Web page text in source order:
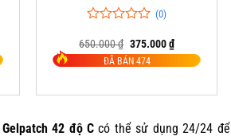
trên
5
đánh
(0)
650.000₫ Giá
gốc
là:
375.000₫Giá
hiện
tại
ĐÃ BÁN 474
Gelpatch 42 độ Ccó thể sử dụng 24/24